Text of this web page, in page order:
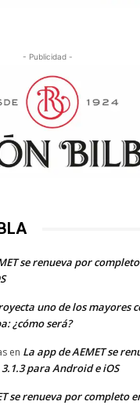
- Publicidad -
se renueva por
uno de los mayores
¿cómo será?
en La app de AEMET se
para Android e iOS
se renueva por completo